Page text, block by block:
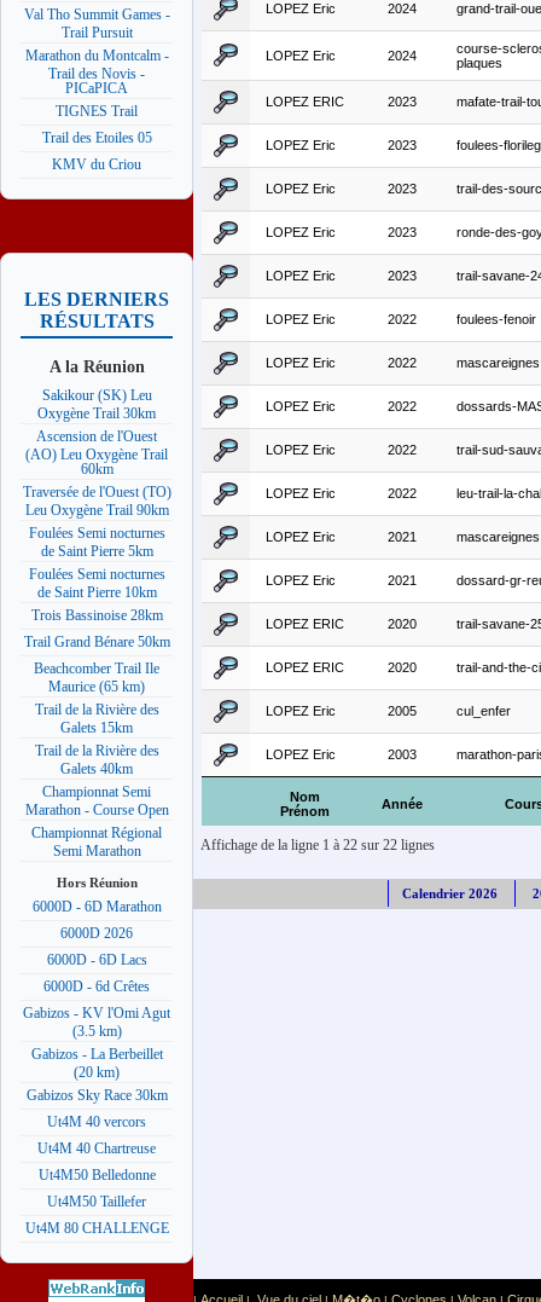
Val Tho Summit Games -
Trail Pursuit
Marathon du Montcalm -
Trail des Novis -
PICaPICA
TIGNES Trail
Trail des Etoiles 05
KMV du Criou
LES DERNIERS
RÉSULTATS
A la Réunion
Sakikour (SK) Leu
Oxygène Trail 30km
Ascension de l'Ouest
(AO) Leu Oxygène Trail
60km
Traversée de l'Ouest (TO)
Leu Oxygène Trail 90km
Foulées Semi nocturnes
de Saint Pierre 5km
Foulées Semi nocturnes
de Saint Pierre 10km
Trois Bassinoise 28km
Trail Grand Bénare 50km
Beachcomber Trail Ile
Maurice (65 km)
Trail de la Rivière des
Galets 15km
Trail de la Rivière des
Galets 40km
Championnat Semi
Marathon - Course Open
Championnat Régional
Semi Marathon
Hors Réunion
6000D - 6D Marathon
6000D 2026
6000D - 6D Lacs
6000D - 6d Crêtes
Gabizos - KV l'Omi Agut
(3.5 km)
Gabizos - La Berbeillet
(20 km)
Gabizos Sky Race 30km
Ut4M 40 vercors
Ut4M 40 Chartreuse
Ut4M50 Belledonne
Ut4M50 Taillefer
Ut4M 80 CHALLENGE
Nom
Prénom
Année
LOPEZ Eric 2024 grand-trail-
LOPEZ Eric 2024
course-
plaques
LOPEZ ERIC 2023 mafate-trail-
LOPEZ Eric 2023 foulees-
LOPEZ Eric 2023 trail-des-
LOPEZ Eric 2023 ronde-des-
LOPEZ Eric 2023 trail-savane-
LOPEZ Eric 2022 foulees-fenoir
LOPEZ Eric 2022 mascareignes
LOPEZ Eric 2022 dossards-
LOPEZ Eric 2022 trail-sud-
LOPEZ Eric 2022 leu-trail-la-
LOPEZ Eric 2021 mascareignes
LOPEZ Eric 2021 dossard-gr-
LOPEZ ERIC 2020 trail-savane-
LOPEZ ERIC 2020 trail-and-the-
LOPEZ Eric 2005 cul_enfer
LOPEZ Eric 2003 marathon-
Affichage de la ligne 1 à 22 sur 22 lignes
Calendrier 2026